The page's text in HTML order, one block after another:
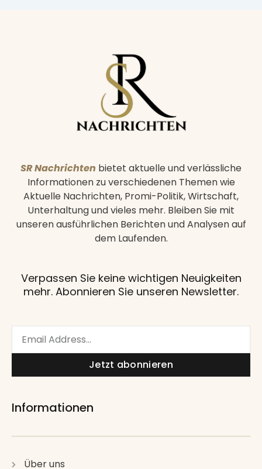
SR Nachrichten bietet aktuelle und verlässliche
Informationen zu verschiedenen Themen wie
Aktuelle Nachrichten, Promi-Politik, Wirtschaft,
Unterhaltung und vieles mehr. Bleiben Sie mit
unseren ausführlichen Berichten und Analysen auf
dem Laufenden.
Verpassen Sie keine wichtigen Neuigkeiten
mehr. Abonnieren Sie unseren Newsletter.
Jetzt abonnieren
Informationen
Über uns